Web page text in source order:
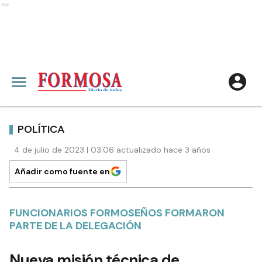
Ads
POLÍTICA
4 de julio de 2023 | 03:06 actualizado hace 3 años
Añadir como fuente en
FUNCIONARIOS FORMOSEÑOS FORMARON
PARTE DE LA DELEGACIÓN